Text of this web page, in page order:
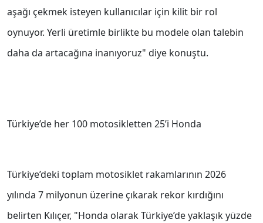
aşağı çekmek isteyen kullanıcılar için kilit bir rol
oynuyor. Yerli üretimle birlikte bu modele olan talebin
daha da artacağına inanıyoruz" diye konuştu.
Türkiye’de her 100 motosikletten 25’i Honda
Türkiye’deki toplam motosiklet rakamlarının 2026
yılında 7 milyonun üzerine çıkarak rekor kırdığını
belirten Kılıçer, "Honda olarak Türkiye’de yaklaşık yüzde